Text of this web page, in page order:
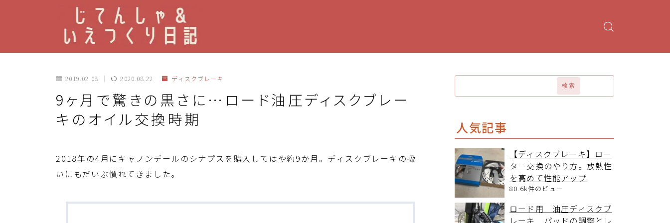
2019.02.08 2020.08.22 ディスクブレーキ
9ヶ月で驚きの黒さに…ロード油圧ディスクブレー
キのオイル交換時期
2018年の4月にキャノンデールのシナプスを購入してはや約9か月。ディスクブレーキの扱
いにもだいぶ慣れてきました。
検索
人気記事
【ディスクブレーキ】ロー
ター交換のやり方。放熱性
を高めて性能アップ
80.6k件のビュー
ロード用 油圧ディスクブ
レーキ パッドの調整とレ